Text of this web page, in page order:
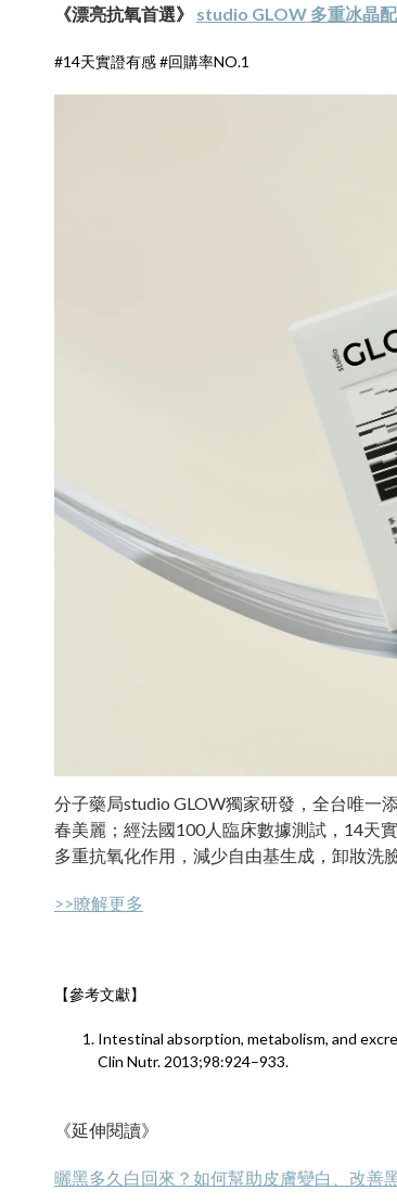
《漂亮抗氧首選》 studio GLOW 多重冰晶
#14天實證有感 #回購率NO.1
分子藥局studio GLOW獨家研發，全台唯一
春美麗；經法國100人臨床數據測試，14天
多重抗氧化作用，減少自由基生成，卸妝洗
>>瞭解更多
【參考文獻】
Intestinal absorption, metabolism, and
Clin Nutr. 2013;98:924–933.
《延伸閱讀》
曬黑多久白回來？如何幫助皮膚變白、改善